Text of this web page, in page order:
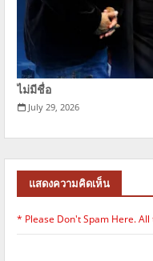
ไม่มีชื่อ
July 29, 2026
แสดงความคิดเห็น
* Please Don't Spam Here.